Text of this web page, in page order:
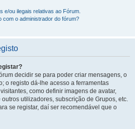
e/ou ilegais relativas ao Fórum.
com o administrador do fórum?
decidir se para poder criar mensagens, o
o registo dá-lhe acesso a ferramentas
como definir imagens de avatar,
utilizadores, subscrição de Grupos, etc.
se registar, daí ser recomendável que o